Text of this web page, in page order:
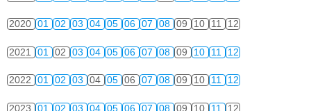
2020 01 02 03 04 05 06 07 08 09 10 11 12
2021 01 02 03 04 05 06 07 08 09 10 11 12
2022 01 02 03 04 05 06 07 08 09 10 11 12
2023 01 02 03 04 05 06 07 08 09 10 11 12